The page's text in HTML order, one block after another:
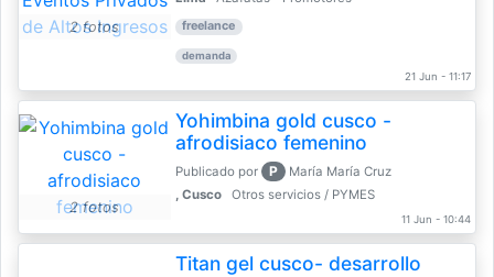
2 fotos freelance
demanda
21 Jun - 11:17
2 fotos
Yohimbina gold cusco -
afrodisiaco femenino
Publicado por P
María María Cruz
, Cusco
Otros servicios / PYMES
11 Jun - 10:44
Titan gel cusco- desarrollo